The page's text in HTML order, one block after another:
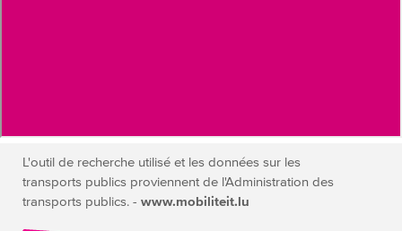
L'outil de recherche utilisé et les données sur les
transports publics proviennent de l'Administration des
transports publics. - www.mobiliteit.lu